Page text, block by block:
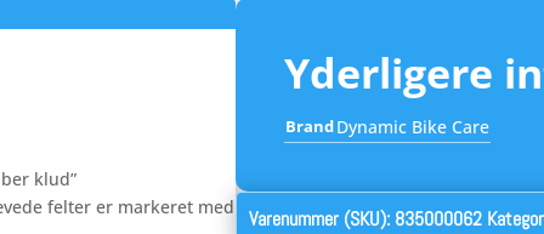
klud”
felter er markeret med
Yderligere
BrandDynamic Bike Care
Varenummer (SKU): 835000062